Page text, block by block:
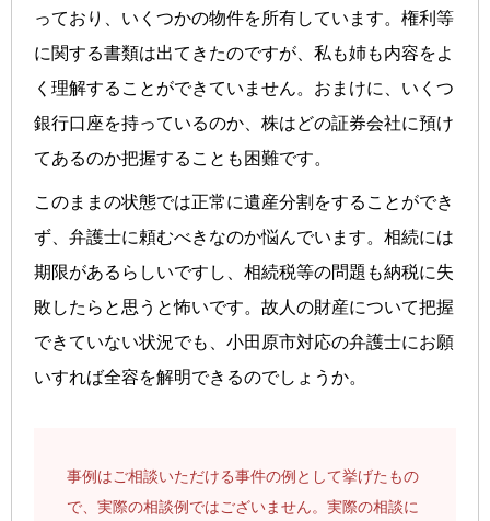
っており、いくつかの物件を所有しています。権利等
に関する書類は出てきたのですが、私も姉も内容をよ
く理解することができていません。おまけに、いくつ
銀行口座を持っているのか、株はどの証券会社に預け
てあるのか把握することも困難です。
このままの状態では正常に遺産分割をすることができ
ず、弁護士に頼むべきなのか悩んでいます。相続には
期限があるらしいですし、相続税等の問題も納税に失
敗したらと思うと怖いです。故人の財産について把握
できていない状況でも、小田原市対応の弁護士にお願
いすれば全容を解明できるのでしょうか。
事例はご相談いただける事件の例として挙げたもの
で、実際の相談例ではございません。実際の相談に